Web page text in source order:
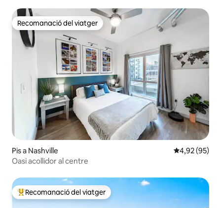
Recomanació del viatger
Recomanació del viatger
Pis a Nashville 4,92 de
4,92 (95)
Oasi acollidor al centre
Principals recomanacions dels viatgers
Recomanació del viatger